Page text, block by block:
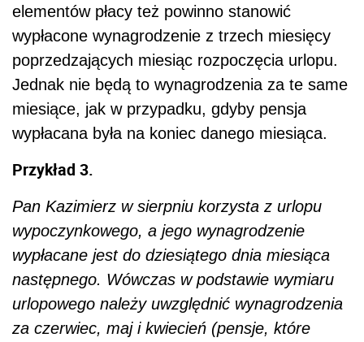
elementów płacy też powinno stanowić
wypłacone wynagrodzenie z trzech miesięcy
poprzedzających miesiąc rozpoczęcia urlopu.
Jednak nie będą to wynagrodzenia za te same
miesiące, jak w przypadku, gdyby pensja
wypłacana była na koniec danego miesiąca.
Przykład 3.
Pan Kazimierz w sierpniu korzysta z urlopu
wypoczynkowego, a jego wynagrodzenie
wypłacane jest do dziesiątego dnia miesiąca
następnego. Wówczas w podstawie wymiaru
urlopowego należy uwzględnić wynagrodzenia
za czerwiec, maj i kwiecień (pensje, które